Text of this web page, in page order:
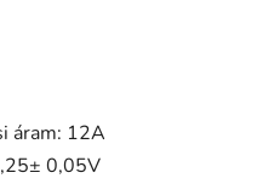
áram: 12A
0,05V